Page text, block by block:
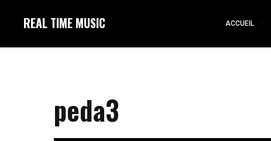
REAL TIME MUSIC ACCUEIL
peda3